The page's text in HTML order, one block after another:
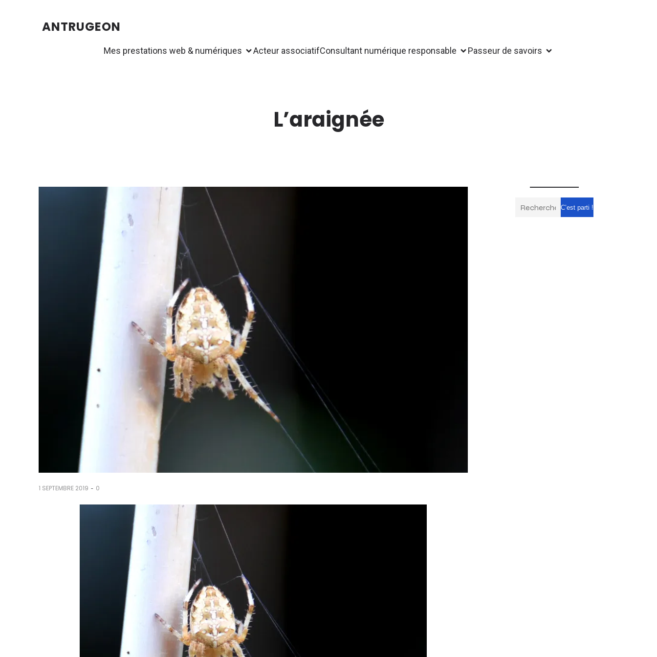
ANTRUGEON
Mes prestations web & numériques Acteur associatifConsultant numérique responsable Passeur de savoirs
L’araignée
1 SEPTEMBRE 2019 - 0
C’est parti !